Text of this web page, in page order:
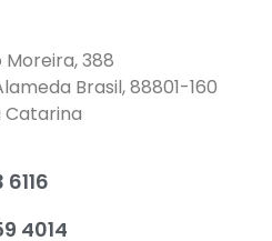
Moreira, 388
Brasil, 88801-160
Catarina
4014